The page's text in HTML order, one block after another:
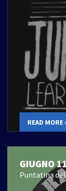
READ MORE
GIUGNO
Puntatina